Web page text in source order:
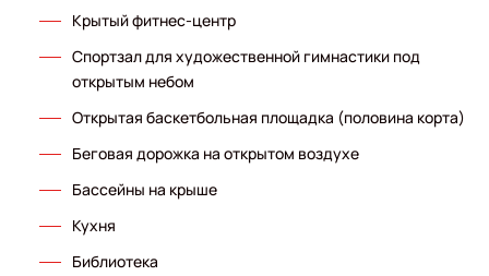
Крытый фитнес-центр
Спортзал для художественной гимнастики под
открытым небом
Открытая баскетбольная площадка (половина корта)
Беговая дорожка на открытом воздухе
Бассейны на крыше
Кухня
Библиотека